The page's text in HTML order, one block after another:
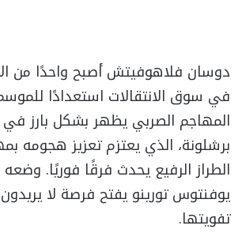
دوسان فلاهوفيتش أصبح واحدًا من
في سوق الانتقالات استعدادًا
المهاجم الصربي يظهر بشكل بارز
الطراز الرفيع يحدث فرقًا فوريًا.
يوفنتوس تورينو يفتح فرصة لا
تفويتها.